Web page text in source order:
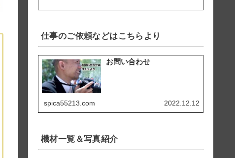
仕事のご依頼などはこちらより
お問い合わせ
spica55213.com 2022.12.12
機材一覧＆写真紹介